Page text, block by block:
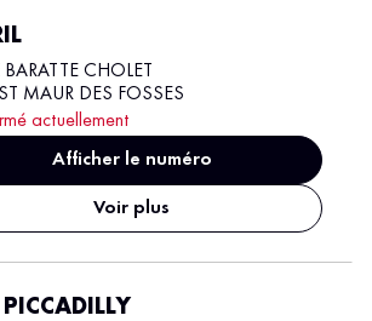
CHOLET
MAUR DES FOSSES
actuellement
Afficher le numéro
Voir plus